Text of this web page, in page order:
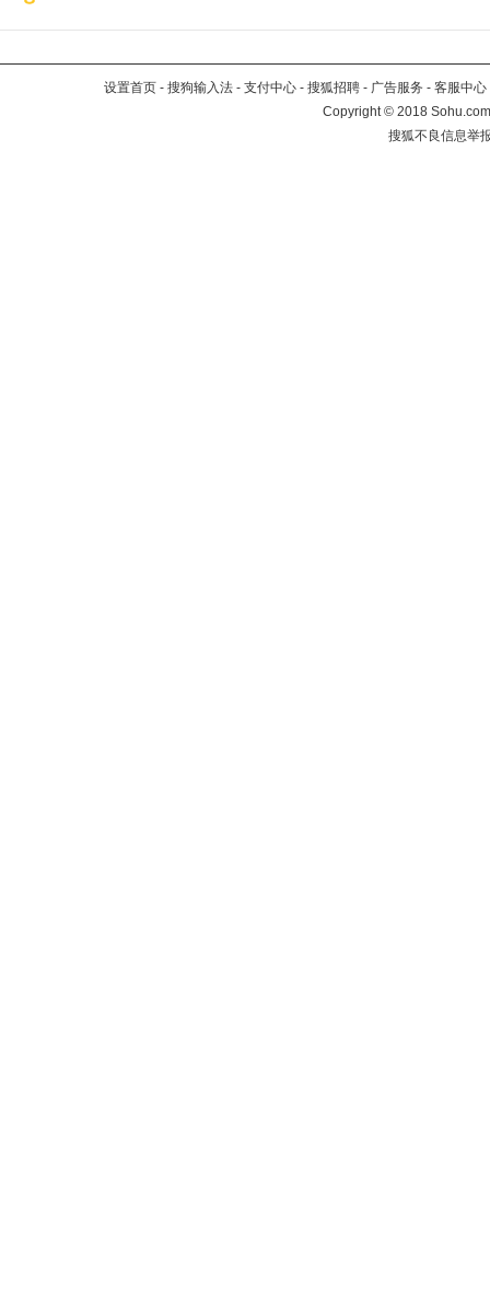
设置首页 - 搜狗输入法 - 支付中心 - 搜狐招聘 - 广告服务 - 客服中心
Copyright©2018
搜狐不良信息举